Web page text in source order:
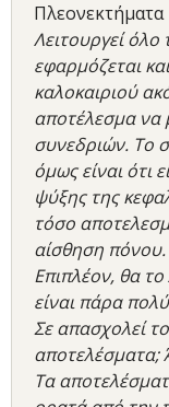
Πλεονεκτήματα
Λειτουργεί όλο
εφαρμόζεται
καλοκαιριού
αποτέλεσμα να
συνεδριών. Το
όμως είναι ότι
ψύξης της
τόσο
αίσθηση πόνου.
Επιπλέον, θα
είναι πάρα
Σε απασχολεί
αποτελέσματα;
Τα